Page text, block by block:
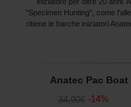
"Specimen Hunting", come
ritiene le barche iniziatori
Anatec Pac
34,90€ -14%